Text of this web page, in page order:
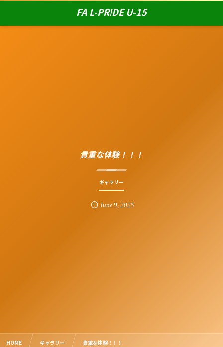
FA L-PRIDE U-15
貴重な体験！！！
ギャラリー
June 9, 2025
HOME ギャラリー 貴重な体験！！！